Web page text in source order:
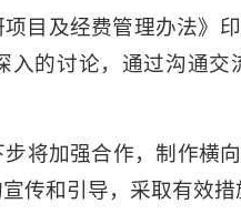
目及经费管理办法》
入的讨论，通过沟通
将加强合作，制作横
传和引导，采取有效